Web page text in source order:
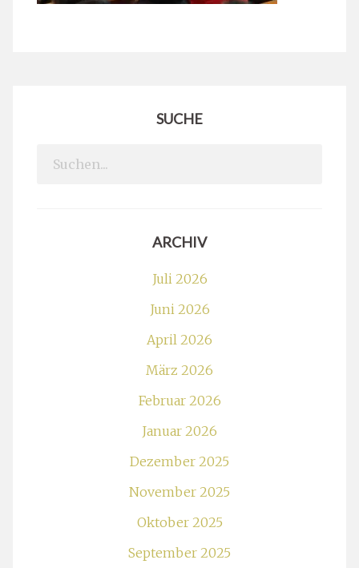
SUCHE
Search
ARCHIV
Juli 2026
Juni 2026
April 2026
März 2026
Februar 2026
Januar 2026
Dezember 2025
November 2025
Oktober 2025
September 2025